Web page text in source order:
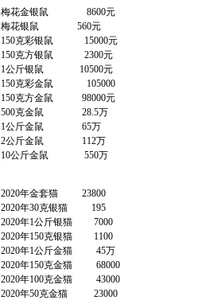
梅花金银鼠 8600元
梅花银鼠 560元
150克彩银鼠 15000元
150克方银鼠 2300元
1公斤银鼠 10500元
150克彩金鼠 105000
150克方金鼠 98000元
500克金鼠 28.5万
1公斤金鼠 65万
2公斤金鼠 112万
10公斤金鼠 550万
2020年金套猫 23800
2020年30克银猫 195
2020年1公斤银猫 7000
2020年150克银猫 1100
2020年1公斤金猫 45万
2020年150克金猫 68000
2020年100克金猫 43000
2020年50克金猫 23000